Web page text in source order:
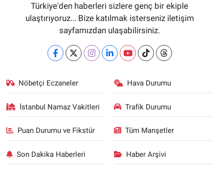
Türkiye'den haberleri sizlere genç bir ekiple
ulaştırıyoruz... Bize katılmak isterseniz iletişim
sayfamızdan ulaşabilirsiniz.
Nöbetçi Eczaneler Hava Durumu
İstanbul Namaz Vakitleri Trafik Durumu
Puan Durumu ve Fikstür Tüm Manşetler
Son Dakika Haberleri Haber Arşivi